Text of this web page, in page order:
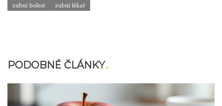
zubní bolest
zubní lékař
PODOBNÉ ČLÁNKY